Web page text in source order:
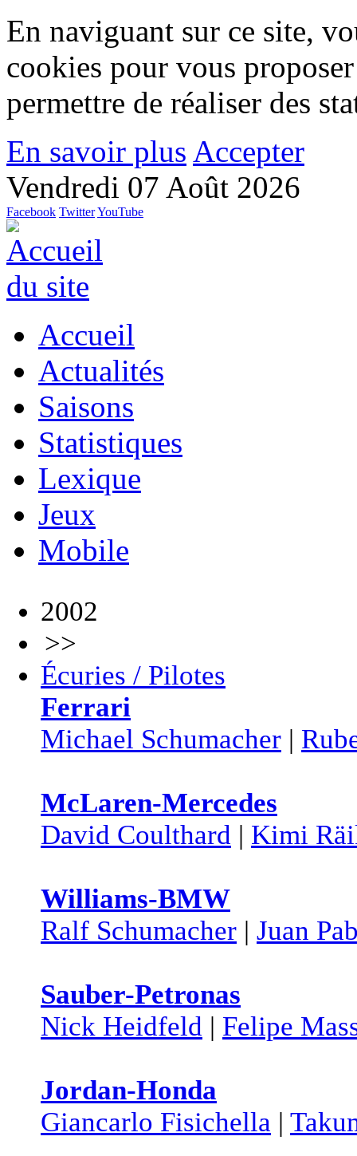
En naviguant sur ce site,
cookies pour vous
permettre de réaliser des
En savoir plus Accepter
Vendredi 07 Août 2026
Facebook TwitterYouTube
Accueil
Actualités
Saisons
Statistiques
Lexique
Jeux
Mobile
2002
>>
Écuries / Pilotes
Ferrari
Michael Schumacher |
McLaren-Mercedes
David Coulthard | Kimi
Williams-BMW
Ralf Schumacher | Juan
Sauber-Petronas
Nick Heidfeld | Felipe
Jordan-Honda
Giancarlo Fisichella |